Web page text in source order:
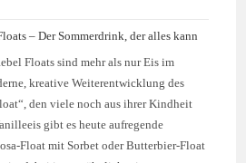
– Der Sommerdrink, der alles kann
Floats sind mehr als nur Eis im
kreative Weiterentwicklung des
den viele noch aus ihrer Kindheit
gibt es heute aufregende
Float mit Sorbet oder Butterbier-Float